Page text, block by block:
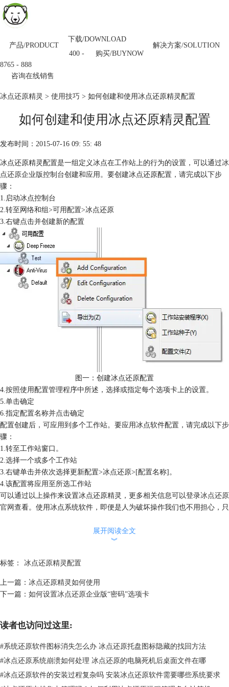
产品/PRODUCT 解决方案/SOLUTION
下载/DOWNLOAD
购买/BUYNOW
400 -
8765 - 888
咨询在线销售
冰点还原精灵 > 使用技巧 > 如何创建和使用冰点还原精灵配置
如何创建和使用冰点还原精灵配置
发布时间：2015-07-16 09: 55: 48
冰点还原精灵配置是一组定义冰点在工作站上的行为的设置，可以通过冰
点还原企业版控制台创建和应用。要创建冰点还原配置，请完成以下步
骤：
1.启动冰点控制台
2.转至网络和组>可用配置>冰点还原
3.右键点击并创建新的配置
图一：创建冰点还原配置
4.按照使用配置管理程序中所述，选择或指定每个选项卡上的设置。
5.单击确定
6.指定配置名称并点击确定
配置创建后，可应用到多个工作站。要应用冰点软件配置，请完成以下步
骤：
1.转至工作站窗口。
2.选择一个或多个工作站
3.右键单击并依次选择更新配置>冰点还原>[配置名称]。
4.该配置将应用至所选工作站
可以通过以上操作来设置冰点还原精灵，更多相关信息可以登录冰点还原
官网查看。使用冰点系统软件，即便是人为破坏操作我们也不用担心，只
态。家庭使用者再也不用担心家中小孩失误操作，企业使用者也可以减少
电脑维护成本。现在下载冰点软件还有更多优惠。
展开阅读全文
︾
标签： 冰点还原精灵配置
上一篇： 冰点还原精灵如何使用
下一篇： 如何设置冰点还原企业版“密码”选项卡
读者也访问过这里:
#系统还原软件图标消失怎么办 冰点还原托盘图标隐藏的找回方法
#冰点还原系统崩溃如何处理 冰点还原的电脑死机后桌面文件在哪
#冰点还原软件的安装过程复杂吗 安装冰点还原软件需要哪些系统要求